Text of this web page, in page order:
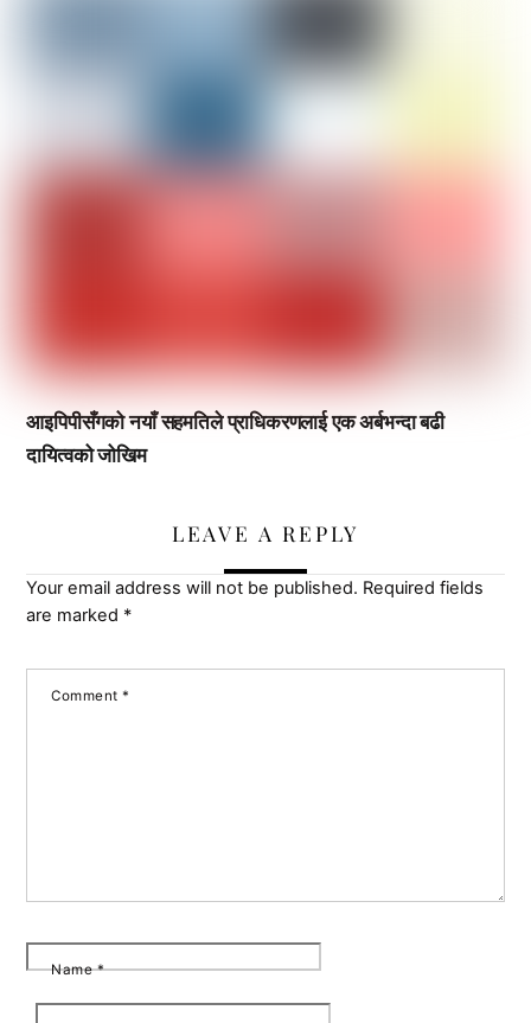
आइपिपीसँगको नयाँ सहमतिले प्राधिकरणलाई एक अर्बभन्दा बढी
दायित्वको जोखिम
LEAVE A REPLY
Your email address will not be published. Required fields
are marked *
Comment*
Name*